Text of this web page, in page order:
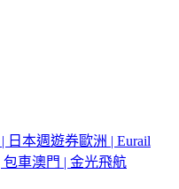
| 日本週遊券歐洲 | Eurail
包車澳門 | 金光飛航